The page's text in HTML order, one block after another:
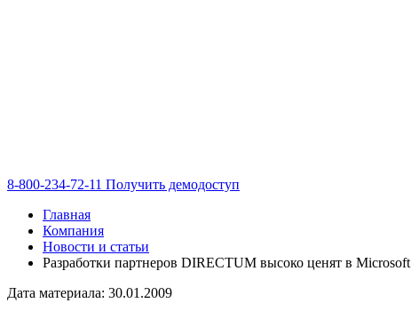
8-800-234-72-11 Получить демодоступ
Главная
Компания
Новости и статьи
Разработки партнеров DIRECTUM высоко ценят в Microsoft
Дата материала: 30.01.2009